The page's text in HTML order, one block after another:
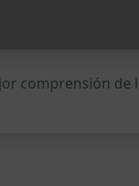
comprensión